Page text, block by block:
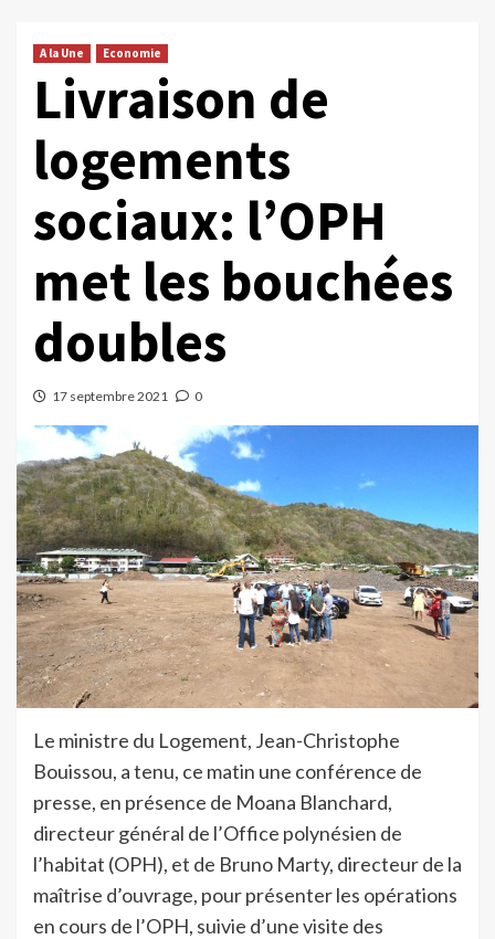
A la Une Economie
Livraison de
logements
sociaux: l’OPH
met les bouchées
doubles
17 septembre 2021 0
Le ministre du Logement, Jean-Christophe
Bouissou, a tenu, ce matin une conférence de
presse, en présence de Moana Blanchard,
directeur général de l’Office polynésien de
l’habitat (OPH), et de Bruno Marty, directeur de la
maîtrise d’ouvrage, pour présenter les opérations
en cours de l’OPH, suivie d’une visite des